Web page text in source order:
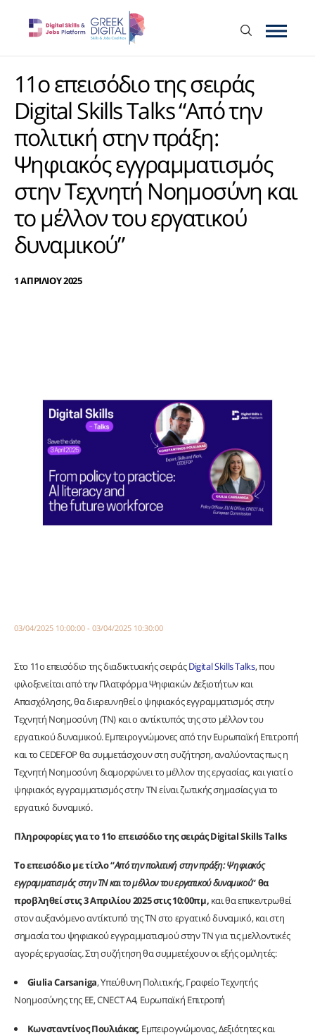
11ο επεισόδιο της σειράς
Digital Skills Talks “Από την
πολιτική στην πράξη:
Ψηφιακός εγγραμματισμός
στην Τεχνητή Νοημοσύνη και
το μέλλον του εργατικού
δυναμικού”
1 ΑΠΡΙΛΙΟΥ 2025
03/04/2025 10:00:00 - 03/04/2025 10:30:00
Στο 11ο επεισόδιο της διαδικτυακής σειράςDigital Skills Talks, που
φιλοξενείται από την Πλατφόρμα Ψηφιακών Δεξιοτήτων και
Απασχόλησης, θα διερευνηθεί ο ψηφιακός εγγραμματισμός στην
Τεχνητή Νοημοσύνη (ΤΝ) και ο αντίκτυπός της στο μέλλον του
εργατικού δυναμικού. Εμπειρογνώμονες από την Ευρωπαϊκή Επιτροπή
και το CEDEFOP θα συμμετάσχουν στη συζήτηση, αναλύοντας πως η
Τεχνητή Νοημοσύνη διαμορφώνει το μέλλον της εργασίας, και γιατί ο
ψηφιακός εγγραμματισμός στην ΤΝ είναι ζωτικής σημασίας για το
εργατικό δυναμικό.
Πληροφορίες για το 11ο επεισόδιο της σειράς Digital Skills Talks
Το επεισόδιομε τίτλο “Από την πολιτική στην πράξη: Ψηφιακός
εγγραμματισμός στην ΤΝ και το μέλλον του εργατικού δυναμικού“θα
προβληθείστις 3 Απριλίου 2025 στις 10:00πμ, και θα επικεντρωθεί
στον αυξανόμενο αντίκτυπό της ΤΝ στο εργατικό δυναμικό, και στη
σημασία του ψηφιακού εγγραμματισμού στην ΤΝ για τις μελλοντικές
αγορές εργασίας. Στη συζήτηση θα συμμετέχουν οι εξής ομιλητές:
Giulia Carsaniga, Υπεύθυνη Πολιτικής, Γραφείο Τεχνητής
Νοημοσύνης της ΕΕ, CNECT A4, Ευρωπαϊκή Επιτροπή
Κωνσταντίνος Πουλιάκας, Εμπειρογνώμονας, Δεξιότητες και